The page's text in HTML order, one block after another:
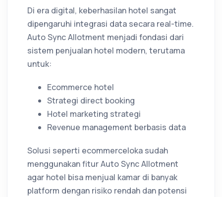
Di era digital, keberhasilan hotel sangat
dipengaruhi integrasi data secara real-time.
Auto Sync Allotment menjadi fondasi dari
sistem penjualan hotel modern, terutama
untuk:
Ecommerce hotel
Strategi direct booking
Hotel marketing strategi
Revenue management berbasis data
Solusi seperti ecommerceloka sudah
menggunakan fitur Auto Sync Allotment
agar hotel bisa menjual kamar di banyak
platform dengan risiko rendah dan potensi